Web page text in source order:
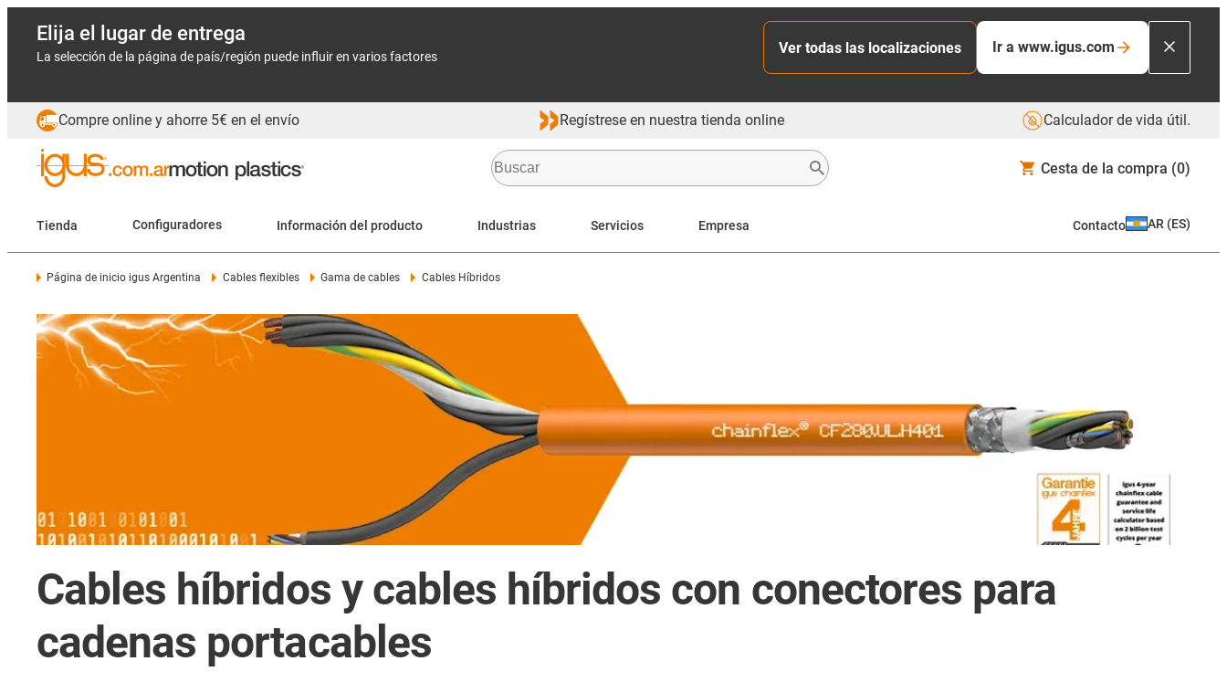
Elija el lugar de entrega
La selección de la página de país/región puede influir en varios factores
Ver todas las localizaciones Ir a www.igus.com
Compre online y ahorre 5€ en el envío Regístrese en nuestra tienda online Calculador de vida útil.
Cesta de la compra (0)
Tienda Configuradores Información del producto Industrias Servicios Empresa Contacto AR (ES)
Página de inicio igus Argentina Cables flexibles Gama de cables Cables Híbridos
Cables híbridos y cables híbridos con conectores para
cadenas portacables